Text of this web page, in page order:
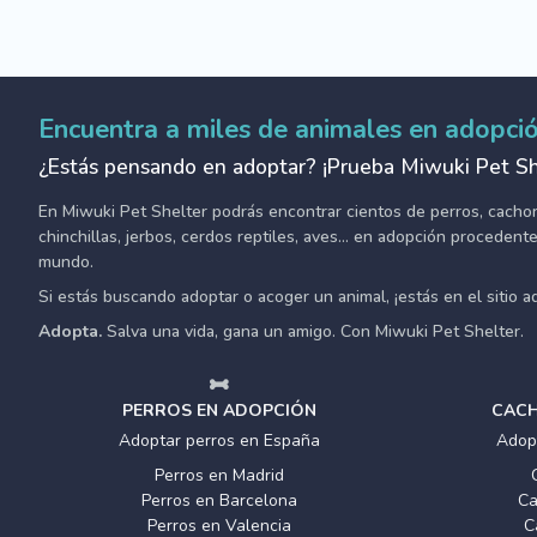
Encuentra a miles de animales en
¿Estás pensando en adoptar? ¡Prueba Miwuki Pet
En Miwuki Pet Shelter podrás encontrar cientos de perros,
chinchillas, jerbos, cerdos reptiles, aves... en adopción
mundo.
Si estás buscando adoptar o acoger un animal, ¡estás en el sitio
Adopta. Salva una vida, gana un amigo. Con Miwuki Pet Shelter.
PERROS EN ADOPCIÓN
Adoptar perros en España
Perros en Madrid
Perros en Barcelona
Perros en Valencia